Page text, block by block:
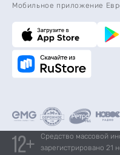
Мобильное приложение
Средство массовой
зарегистрировано 21